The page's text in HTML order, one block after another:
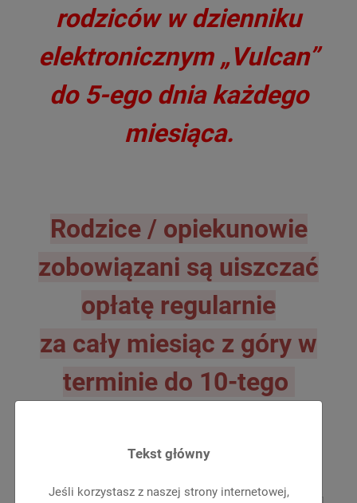
rodziców w dzienniku
elektronicznym „Vulcan”
do 5-ego dnia każdego
miesiąca.
Rodzice / opiekunowie
zobowiązani są uiszczać
opłatę regularnie
za cały miesiąc z góry w
terminie do 10-tego
Tekst główny
Jeśli korzystasz z naszej strony internetowej,